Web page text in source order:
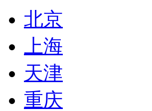
北京
上海
天津
重庆